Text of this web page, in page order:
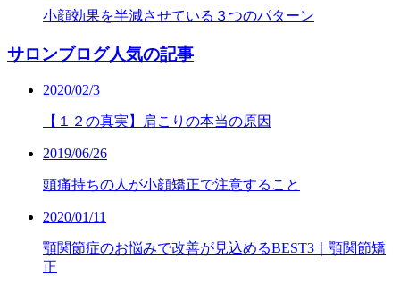
小顔効果を半減させている３つのパターン
サロンブログ人気の記事
2020/02/3
【１２の真実】肩こりの本当の原因
2019/06/26
頭痛持ちの人が小顔矯正で注意すること
2020/01/11
顎関節症のお悩みで改善が見込めるBEST3｜顎関節矯
正